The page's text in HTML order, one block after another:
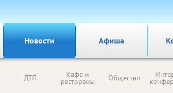
Новости Афиша
ДТП Кафе и
рестораны Общество